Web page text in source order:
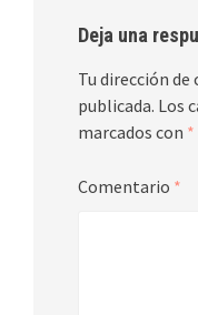
Deja una
Tu dirección
publicada. Los
marcados con *
Comentario *